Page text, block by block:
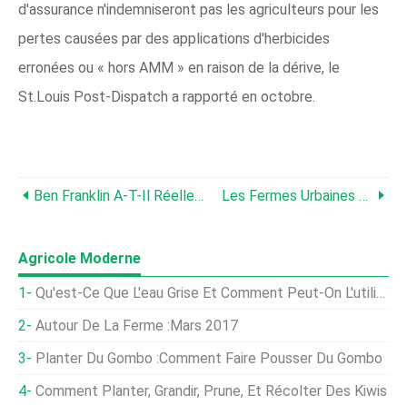
d'assurance n'indemniseront pas les agriculteurs pour les
pertes causées par des applications d'herbicides
erronées ou « hors AMM » en raison de la dérive, le
St.Louis Post-Dispatch a rapporté en octobre.
Ben Franklin A-T-Il Réellement Préféré La Dinde Au Pygargue À Tête Blanche Comme Symbole National ? Les Fermes Urbaines D'Indianapolis Aident À Résoudre Les Problèmes Urbains
Agricole Moderne
Qu'est-Ce Que L'eau Grise Et Comment Peut-On L'utiliser ?
Autour De La Ferme :mars 2017
Planter Du Gombo :comment Faire Pousser Du Gombo
Comment Planter, Grandir, Prune, Et Récolter Des Kiwis